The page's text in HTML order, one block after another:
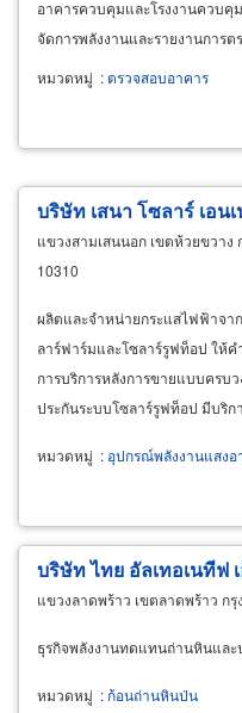
อาคารควบคุมและโรงงานควบคุ
จัดการพลังงานและรายงานการต
ตรวจสอบและรับรองการจัดการ
กระทรวงพลังงาน ประเภทนิติบุค
หมวดหมู่ :ตรวจสอบอาคาร
บริษัท เสนา โซลาร์ เอน
แขวงสามเสนนอก เขตห้วยขวาง
10310
ผลิตและจำหน่ายกระแสไฟฟ้าจา
ลาร์ฟาร์มและโซลาร์รูฟท็อป ให้
การบริการหลังการขายแบบครบ
ประกันระบบโซลาร์รูฟท็อป มีบริ
ทำความสะอาดแผงโซลาร์เซลล์
หมวดหมู่ : อุปกรณ์พลังงานแสง
บริษัท ไทย อัลเทอเนทีฟ
แขวงลาดพร้าว เขตลาดพร้าว ก
ธุรกิจพลังงานทดแทนถ่านหินแล
หมวดหมู่ : ก้อนถ่านหินป่น